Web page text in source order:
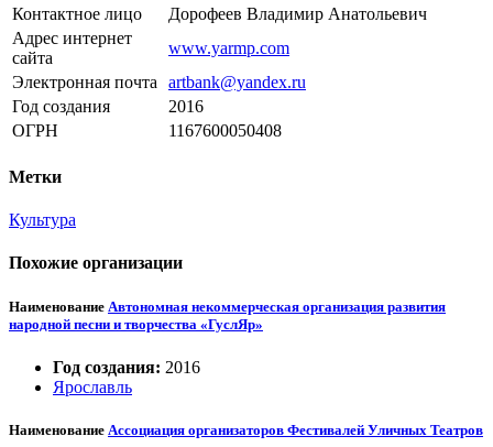
Контактное лицо
Дорофеев Владимир Анатольевич
Адрес интернет
сайта
www.yarmp.com
Электронная почта
artbank@yandex.ru
Год создания
2016
ОГРН
1167600050408
Метки
Культура
Похожие организации
Наименование Автономная некоммерческая организация развития
народной песни и творчества «ГуслЯр»
Год создания: 2016
Ярославль
Наименование Ассоциация организаторов Фестивалей Уличных Театров